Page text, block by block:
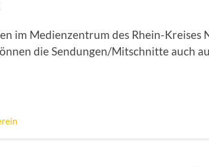
im Medienzentrum des Rhein-Kreises
die Sendungen/Mitschnitte auch